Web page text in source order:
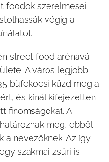
foodok szerelmesei
végig a
street food arénává
A város legjobb
büfékocsi küzd meg a
és kínál kifejezetten
finomságokat. A
meg, ebből
a nevezőknek. Az így
szakmai zsűri is